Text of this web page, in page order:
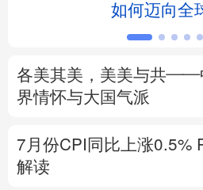
河南
四川 贵州
陕西 甘肃
新疆
如何迈向全
各美其美，美美与共——
界情怀与大国气派
7月份CPI同比上涨0.5%
解读